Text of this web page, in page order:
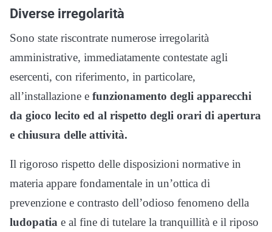
Diverse irregolarità
Sono state riscontrate numerose irregolarità
amministrative, immediatamente contestate agli
esercenti, con riferimento, in particolare,
all’installazione e funzionamento degli apparecchi
da gioco lecito ed al rispetto degli orari di apertura
e chiusura delle attività.
Il rigoroso rispetto delle disposizioni normative in
materia appare fondamentale in un’ottica di
prevenzione e contrasto dell’odioso fenomeno della
ludopatia e al fine di tutelare la tranquillità e il riposo